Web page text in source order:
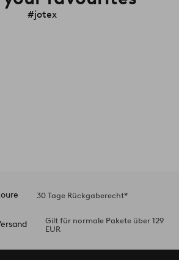
#jotex
30 Tage Rückgaberecht*
Gilt für normale Pakete über 129
EUR